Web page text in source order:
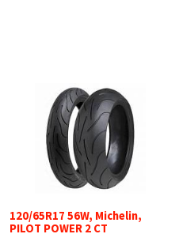
120/65R17 56W, Michelin,
PILOT POWER 2 CT